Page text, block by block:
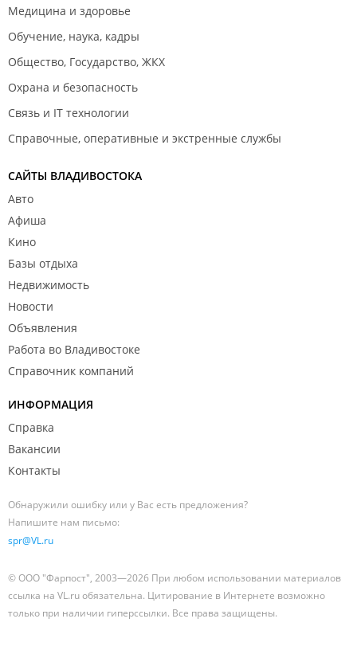
Медицина и здоровье
Обучение, наука, кадры
Общество, Государство, ЖКХ
Охрана и безопасность
Связь и IT технологии
Справочные, оперативные и экстренные службы
САЙТЫ ВЛАДИВОСТОКА
Авто
Афиша
Кино
Базы отдыха
Недвижимость
Новости
Объявления
Работа во Владивостоке
Справочник компаний
ИНФОРМАЦИЯ
Справка
Вакансии
Контакты
Обнаружили ошибку или у Вас есть предложения?
Напишите нам письмо:
spr@VL.ru
© ООО "Фарпост", 2003—2026 При любом использовании материалов
ссылка на VL.ru обязательна. Цитирование в Интернете возможно
только при наличии гиперссылки. Все права защищены.